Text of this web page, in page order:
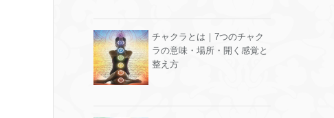
チャクラとは｜7つのチャク
ラの意味・場所・開く感覚と
整え方